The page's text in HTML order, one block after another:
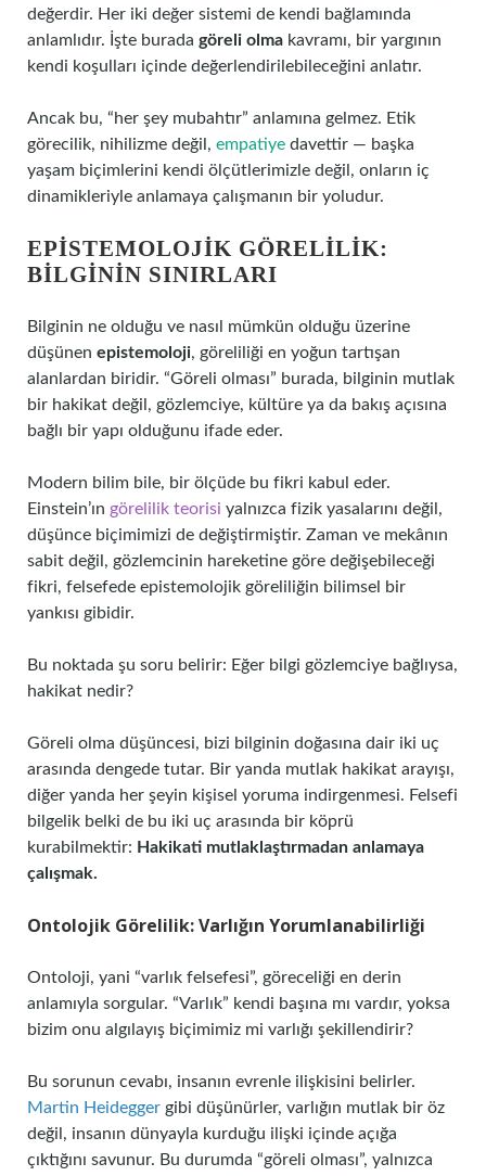
değerdir. Her iki değer sistemi de kendi bağlamında
anlamlıdır. İşte burada göreli olma kavramı, bir yargının
kendi koşulları içinde değerlendirilebileceğini anlatır.
Ancak bu, “her şey mubahtır” anlamına gelmez. Etik
görecilik, nihilizme değil, empatiye davettir — başka
yaşam biçimlerini kendi ölçütlerimizle değil, onların iç
dinamikleriyle anlamaya çalışmanın bir yoludur.
EPISTEMOLOJIK GÖRELILIK:
BILGININ SINIRLARI
Bilginin ne olduğu ve nasıl mümkün olduğu üzerine
düşünen epistemoloji, göreliliği en yoğun tartışan
alanlardan biridir. “Göreli olması” burada, bilginin mutlak
bir hakikat değil, gözlemciye, kültüre ya da bakış açısına
bağlı bir yapı olduğunu ifade eder.
Modern bilim bile, bir ölçüde bu fikri kabul eder.
Einstein’ın görelilik teorisi yalnızca fizik yasalarını değil,
düşünce biçimimizi de değiştirmiştir. Zaman ve mekânın
sabit değil, gözlemcinin hareketine göre değişebileceği
fikri, felsefede epistemolojik göreliliğin bilimsel bir
yankısı gibidir.
Bu noktada şu soru belirir: Eğer bilgi gözlemciye bağlıysa,
hakikat nedir?
Göreli olma düşüncesi, bizi bilginin doğasına dair iki uç
arasında dengede tutar. Bir yanda mutlak hakikat arayışı,
diğer yanda her şeyin kişisel yoruma indirgenmesi. Felsefi
bilgelik belki de bu iki uç arasında bir köprü
kurabilmektir: Hakikati mutlaklaştırmadan anlamaya
çalışmak.
Ontolojik Görelilik: Varlığın Yorumlanabilirliği
Ontoloji, yani “varlık felsefesi”, göreceliği en derin
anlamıyla sorgular. “Varlık” kendi başına mı vardır, yoksa
bizim onu algılayış biçimimiz mi varlığı şekillendirir?
Bu sorunun cevabı, insanın evrenle ilişkisini belirler.
Martin Heidegger gibi düşünürler, varlığın mutlak bir öz
değil, insanın dünyayla kurduğu ilişki içinde açığa
çıktığını savunur. Bu durumda “göreli olması”, yalnızca